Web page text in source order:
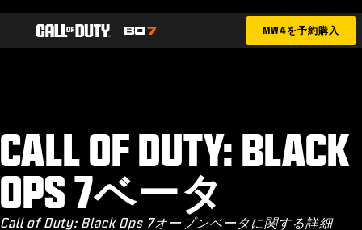
最新情報にサインアップ
ブログ
MW4を予約購入
CALL OF DUTY: BLACK
OPS 7ベータ
Call of Duty: Black Ops 7オープンベータに関する詳細